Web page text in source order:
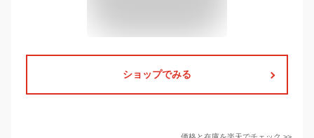
ショップでみる